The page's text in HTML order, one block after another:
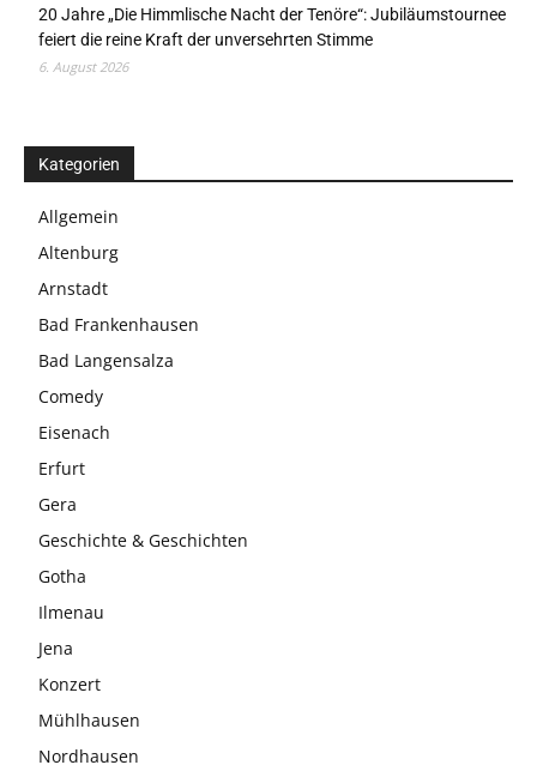
20 Jahre „Die Himmlische Nacht der Tenöre“: Jubiläumstournee
feiert die reine Kraft der unversehrten Stimme
6. August 2026
Kategorien
Allgemein
Altenburg
Arnstadt
Bad Frankenhausen
Bad Langensalza
Comedy
Eisenach
Erfurt
Gera
Geschichte & Geschichten
Gotha
Ilmenau
Jena
Konzert
Mühlhausen
Nordhausen